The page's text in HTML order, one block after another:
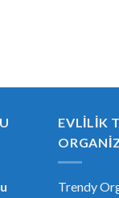
EVLILIK
Trendy